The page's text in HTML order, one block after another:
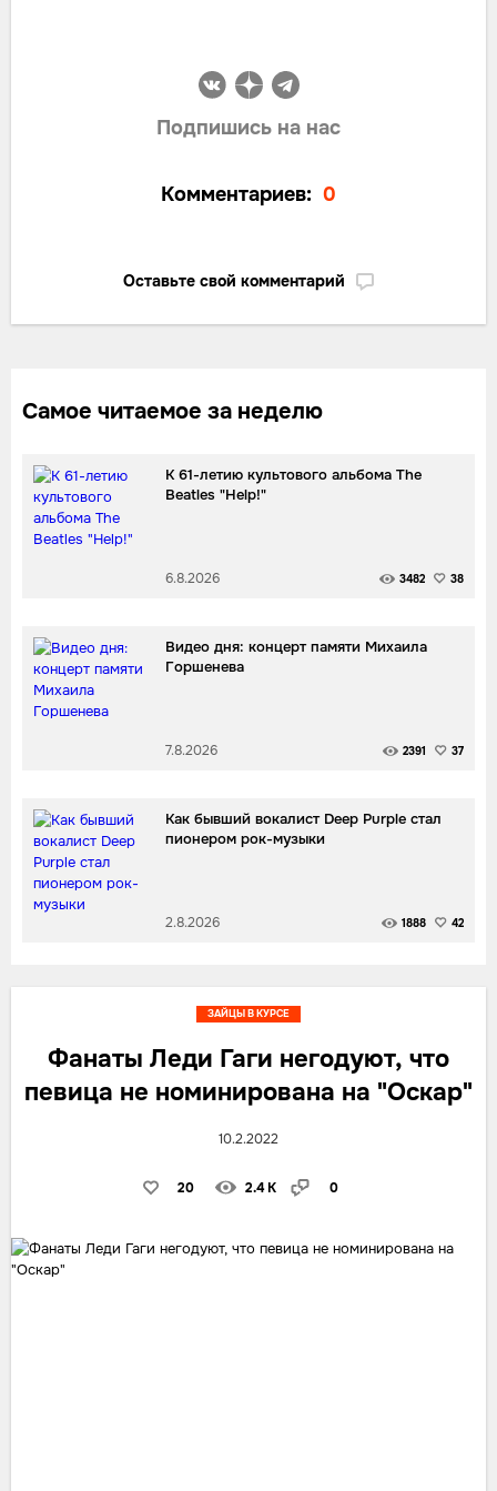
Подпишись на нас
Комментариев: 0
Оставьте свой комментарий
Самое читаемое за неделю
К 61-летию культового альбома The
Beatles "Help!"
6.8.2026 3482 38
Видео дня: концерт памяти Михаила
Горшенева
7.8.2026 2391 37
Как бывший вокалист Deep Purple стал
пионером рок-музыки
2.8.2026 1888 42
Фанаты Леди Гаги негодуют, что
певица не номинирована на "Оскар"
10.2.2022
20 2.4 K 0
ЗАЙЦЫ В КУРСЕ